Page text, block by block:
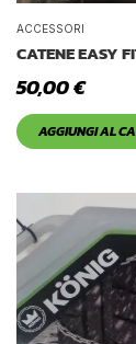
ACCESSORI
CATENE EASY
50,00€
AGGIUNGI AL